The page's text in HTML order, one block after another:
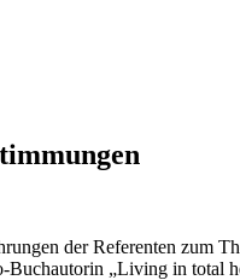
der Referenten zum
„Living in total